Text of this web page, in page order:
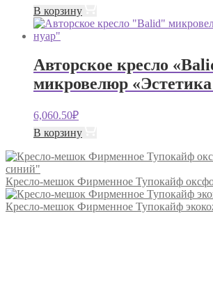
В корзину
Авторское кресло
микровелюр
6,060.50₽
В корзину
Кресло-мешок Фирменное Тупокайф
Кресло-мешок Фирменное Тупокайф